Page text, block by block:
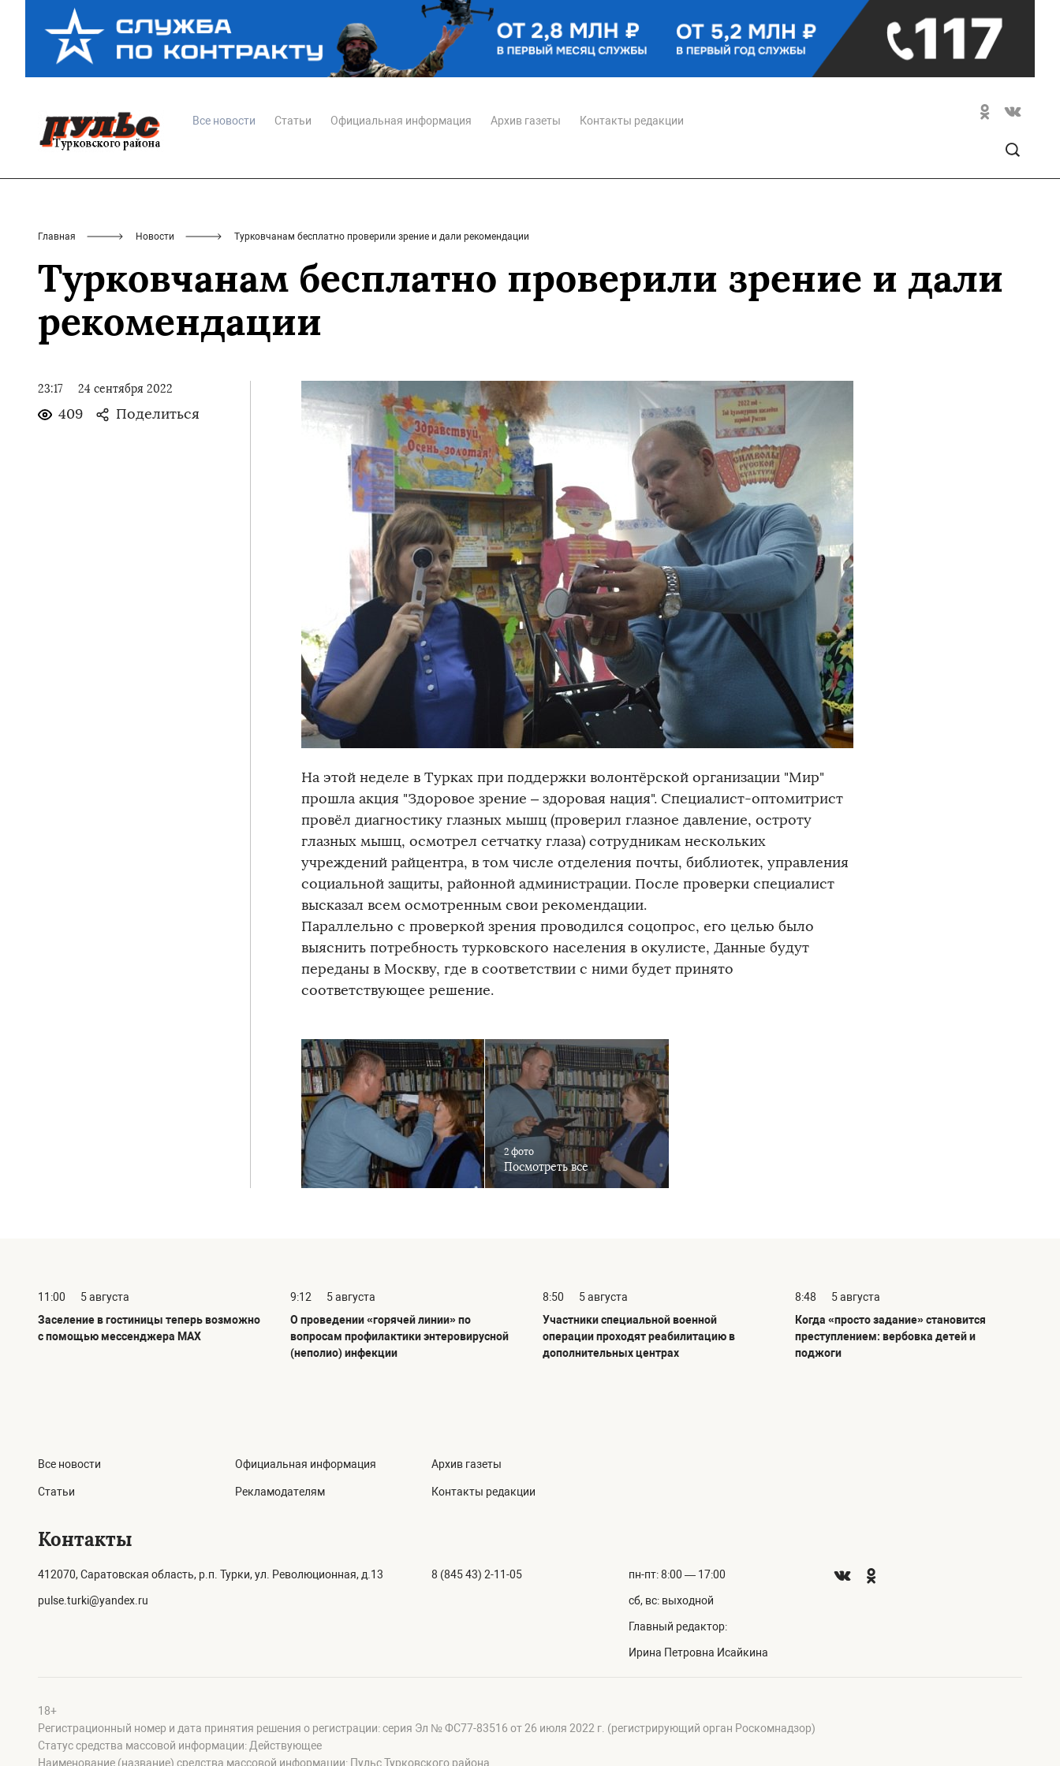
Все новости Статьи Официальная информация Архив газеты Контакты редакции
Главная Новости Турковчанам бесплатно проверили зрение и дали рекомендации
Турковчанам бесплатно проверили зрение и дали
рекомендации
23:17 24 сентября 2022
409 Поделиться
На этой неделе в Турках при поддержки волонтёрской организации "Мир"
прошла акция "Здоровое зрение – здоровая нация". Специалист-оптомитрист
провёл диагностику глазных мышц (проверил глазное давление, остроту
глазных мышц, осмотрел сетчатку глаза) сотрудникам нескольких
учреждений райцентра, в том числе отделения почты, библиотек, управления
социальной защиты, районной администрации. После проверки специалист
высказал всем осмотренным свои рекомендации.
Параллельно с проверкой зрения проводился соцопрос, его целью было
выяснить потребность турковского населения в окулисте, Данные будут
переданы в Москву, где в соответствии с ними будет принято
соответствующее решение.
2 фото
Посмотреть все
11:00
5 августа
Заселение в гостиницы теперь возможно
с помощью мессенджера MAX
9:12
5 августа
О проведении «горячей линии» по
вопросам профилактики энтеровирусной
(неполио) инфекции
8:50
5 августа
Участники специальной военной
операции проходят реабилитацию в
дополнительных центрах
8:48
5 августа
Когда «просто задание» становится
преступлением: вербовка детей и
поджоги
Все новости
Статьи
Официальная информация
Рекламодателям
Архив газеты
Контакты редакции
Контакты
412070, Саратовская область, р.п. Турки, ул. Революционная, д.13
pulse.turki@yandex.ru
8 (845 43) 2-11-05 пн-пт: 8:00 — 17:00
сб, вс: выходной
Главный редактор:
Ирина Петровна Исайкина
18+
Регистрационный номер и дата принятия решения о регистрации: серия Эл № ФС77-83516 от 26 июля 2022 г. (регистрирующий орган Роскомнадзор)
Статус средства массовой информации: Действующее
Наименование (название) средства массовой информации: Пульс Турковского района